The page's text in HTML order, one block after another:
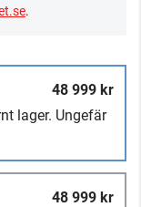
.
48 999 kr
lager. Ungefär
48 999 kr